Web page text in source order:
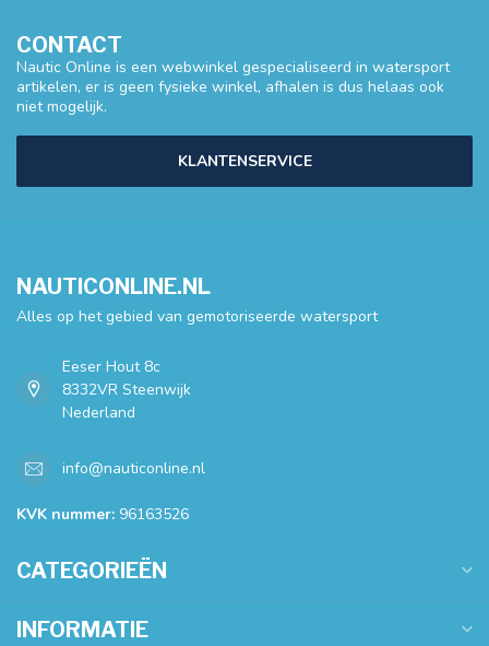
CONTACT
Nautic Online is een webwinkel gespecialiseerd in watersport
artikelen, er is geen fysieke winkel, afhalen is dus helaas ook
niet mogelijk.
KLANTENSERVICE
NAUTICONLINE.NL
Alles op het gebied van gemotoriseerde watersport
Eeser Hout 8c
8332VR Steenwijk
Nederland
info@nauticonline.nl
KVK nummer: 96163526
CATEGORIEËN
INFORMATIE